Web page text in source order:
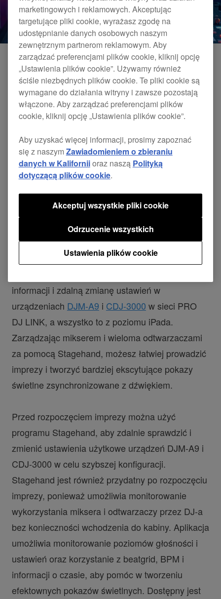
AlphaTheta Corporation ogłasza wprowadzenie
na rynek aplikacjiStagehanddla
nagłośnieniowców. Ta niezbędna nowa aplikacja,
informacji i zdalną zmianę ustawień w
urządzeniach DJM-A9 i CDJ-3000 w sieci PRO
DJ LINK, a wszystko to z poziomu iPada.
Zarządzając mikserem i wieloma odtwarzaczami
za pomocą Stagehand, możesz łatwiej prowadzić
imprezy i tworzyć bardziej ekscytujące pokazy
świetlne zsynchronizowane z dźwiękiem.
Przed rozpoczęciem imprezy można użyć
programu Stagehand, aby zdalnie sprawdzić i
zmienić ustawienia użytkowe urządzeń DJM-A9 i
CDJ-3000 w celu szybszej konfiguracji.
Stagehand jest również przydatny po rozpoczęciu
imprezy, ponieważ umożliwia monitorowanie
wykorzystania miksera i odtwarzaczy przez DJ-a
bez konieczności wchodzenia do kabiny. Aplikacja
umożliwia monitorowanie poziomów głośności i
ustawień oraz korzystanie z beatgrid, BPM i
informacji o czasie, aby pomóc w tworzeniu
efektownych pokazów świetlnych. Dostępny jest
marketingowych i reklamowych. Akceptując
targetujące pliki cookie, wyrażasz zgodę na
udostępnianie danych osobowych naszym
zewnętrznym partnerom reklamowym. Aby
zarządzać preferencjami plików cookie, kliknij opcję
„Ustawienia plików cookie”. Używamy również
ściśle niezbędnych plików cookie. Te pliki cookie są
wymagane do działania witryny i zawsze pozostają
włączone. Aby zarządzać preferencjami plików
cookie, kliknij opcję „Ustawienia plików cookie”.
Aby uzyskać więcej informacji, prosimy zapoznać
się z naszym Zawiadomieniem o zbieraniu
danych w Kaliforniioraz naszą Polityką
dotyczącą plików cookie.
Ustawienia plików cookie
Odrzucenie wszystkich
Akceptuj wszystkie pliki cookie